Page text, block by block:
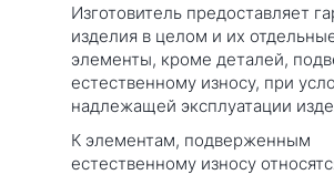
Изготовитель предоставляет
изделия в целом и их
элементы, кроме деталей,
естественному износу, при
надлежащей эксплуатации
К элементам, подверженным
естественному износу